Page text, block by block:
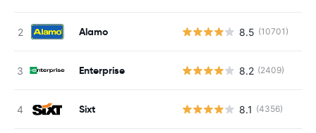
Alamo 8.5 (10701)
Enterprise 8.2 (2409)
Sixt 8.1 (4356)